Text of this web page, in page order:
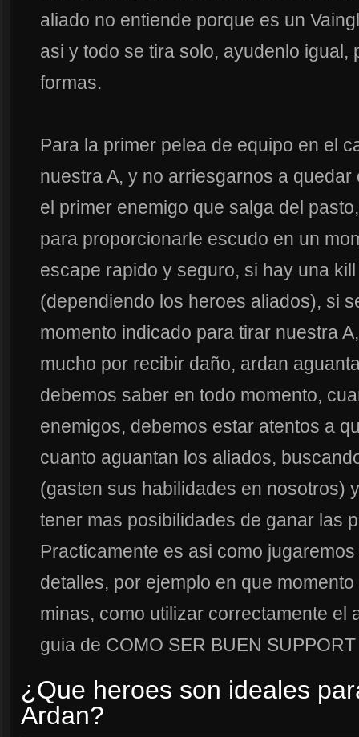
aliado no entiende porque es un
asi y todo se tira solo, ayudenlo igual,
formas.
Para la primer pelea de equipo en el
nuestra A, y no arriesgarnos a
el primer enemigo que salga del
para proporcionarle escudo en un
escape rapido y seguro, si hay una
(dependiendo los heroes aliados), si
momento indicado para tirar nuestra
mucho por recibir daño, ardan
debemos saber en todo momento,
enemigos, debemos estar atentos a
cuanto aguantan los aliados,
(gasten sus habilidades en nosotros)
tener mas posibilidades de ganar las
Practicamente es asi como
detalles, por ejemplo en que
minas, como utilizar correctamente el
guia de COMO SER BUEN SUPPORT
¿Que heroes son ideales
Ardan?